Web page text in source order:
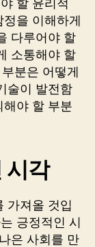
할 윤리적
을 이해하게
다루어야 할
소통해야 할
분은 어떻게
술이 발전함
해야 할 부분
시각
가져올 것입
긍정적인 시
은 사회를 만